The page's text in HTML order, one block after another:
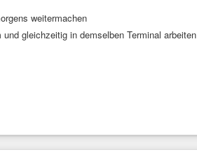
weitermachen
gleichzeitig in demselben Terminal arbeiten